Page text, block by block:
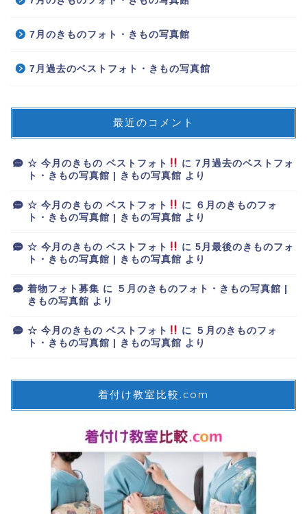
7月のきものフォト・きもの写真館
7月過去のベストフォト・きもの写真館
最近のコメント
☆ 今月のきもの ベストフォト に7月過去のベストフォ
ト・きもの写真館 | きもの写真館 より
☆ 今月のきもの ベストフォト に
６月のきものフォ
ト・きもの写真館 | きもの写真館 より
☆ 今月のきもの ベストフォト に5月最後のきものフォ
ト・きもの写真館 | きもの写真館 より
着物フォト募集 に
５月のきものフォト・きもの写真館 |
きもの写真館 より
☆ 今月のきもの ベストフォト に
５月のきものフォ
ト・きもの写真館 | きもの写真館 より
着付け教室比較.com